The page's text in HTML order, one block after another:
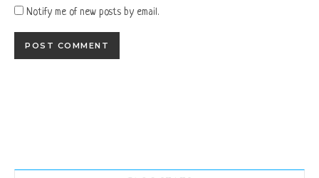
Notify me of new posts by email.